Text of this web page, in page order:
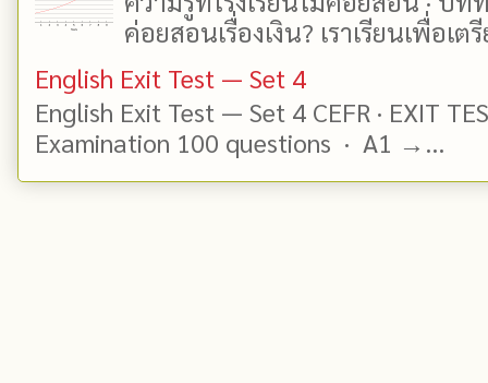
ค่อยสอนเรื่องเงิน? เราเรียนเพื่อเต
English Exit Test — Set 4
English Exit Test — Set 4 CEFR · EXIT
Examination 100 questions · A1 →...